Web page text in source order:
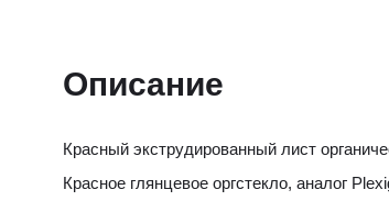
Описание
Красный экструдированный лист
Красное глянцевое оргстекло, аналог